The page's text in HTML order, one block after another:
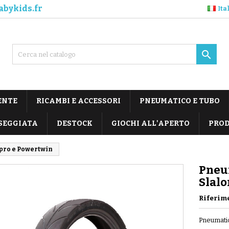

RICAMBI E ACCESSORI PNEUMATICO E TUBO
DESTOCK GIOCHI ALL'APERTO
e Powertwin